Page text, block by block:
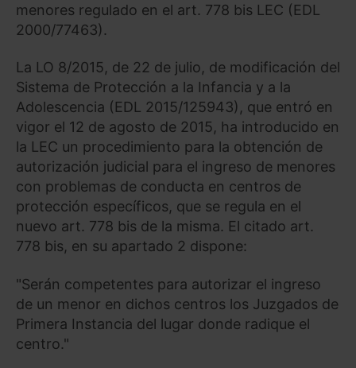
menores regulado en el art. 778 bis LEC (EDL
2000/77463).
La LO 8/2015, de 22 de julio, de modificación del
Sistema de Protección a la Infancia y a la
Adolescencia (EDL 2015/125943), que entró en
vigor el 12 de agosto de 2015, ha introducido en
la LEC un procedimiento para la obtención de
autorización judicial para el ingreso de menores
con problemas de conducta en centros de
protección específicos, que se regula en el
nuevo art. 778 bis de la misma. El citado art.
778 bis, en su apartado 2 dispone:
"Serán competentes para autorizar el ingreso
de un menor en dichos centros los Juzgados de
Primera Instancia del lugar donde radique el
centro."